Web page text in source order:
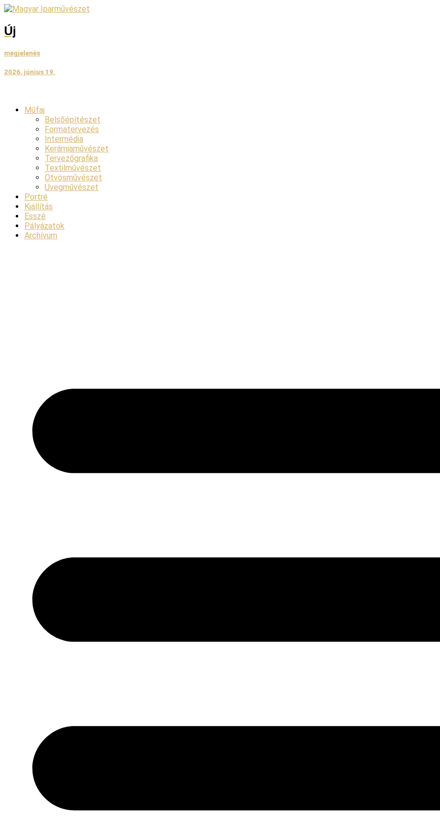
Ugrás
tartalomhoz
Új
megjelenés
2026. június 19.
Műfaj
Belsőépítészet
Formatervezés
Intermédia
Kerámiaművészet
Tervezőgrafika
Textilművészet
Ötvösművészet
Üvegművészet
Portré
Kiállítás
Esszé
Pályázatok
Archívum